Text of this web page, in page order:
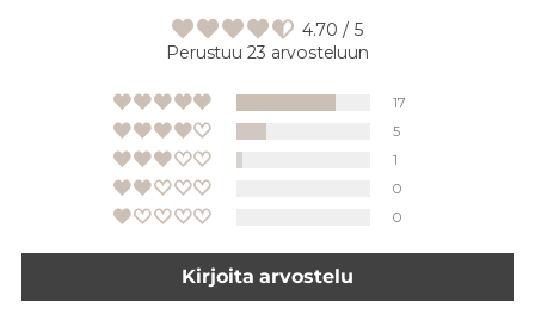
4.70 / 5
Perustuu 23 arvosteluun
17
5
1
0
0
Kirjoita arvostelu